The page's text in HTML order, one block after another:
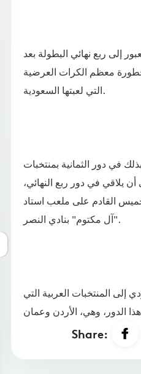
إلى ربع نهائي البطولة بعد
معظم الكرات العرضية
التي لعبتها السعودية.
في دور الثمانية بمنتخبات
يلاقي في دور ربع النهائي،
القادم على ملعب استاد
"آل مكتوم" بنادي النصر.
إلى المنتخبات العربية التي
Share: